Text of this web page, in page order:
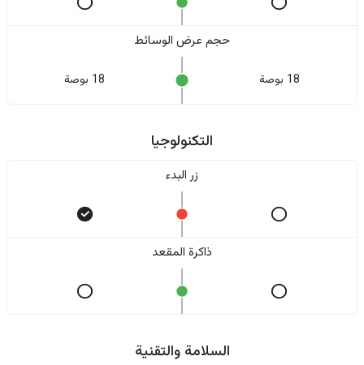
حجم عرض الوسائط
18 بوصة 18 بوصة
التكنولوجيا
زر البدء
ذاكرة المقعد
السلامة والتقنية